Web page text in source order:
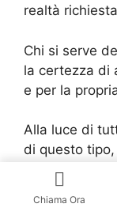
realtà
Chi si serve
la certezza di
e per la
Alla luce di
di questo
contatto con
Beretta Roma
Chiama Ora